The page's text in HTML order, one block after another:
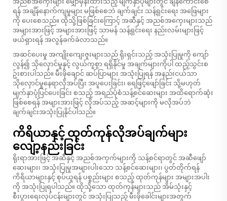
ရန် အချိန်နောက်ကျမှုများ မဖြစ်စေဘဲ ချက်ချင်း သန့်ရှင်းရေး အဖြေများ
ကို ပေးစေသည်။ ထိုသို့ဖြစ်ခြင်းကြောင့် အဆီနှင့် အညစ်အကှေးများသည်
အများအားဖြင့် အများအားဖြင့် သာမန် သန့်ရှင်းရေး နည်းလမ်းများဖြင့်
ဖယ်ရှားရန် အလွန်ခက်ခဲလာသည်။
အဆင်ပေးမှု အကျိုးကျေးဇူးများသည် ရိုးရှင်းသည့် အသုံးပြုမှုကို ကျော်
လွန်၍ သိုလှောင်မှုနှင့် လွယ်ကူစွာ ရရှိနိုင်မှု အချက်များကိုပါ ထည့်သွင်းစ
ဥ်းစားပါသည်။ မီးဖိုချောင် ဆပ်ပြာများ အသုံးပြုရန် အနည်းငယ်သာ
သိုလှောင်မှုနေရာလိုအပ်ပြီး အပူပေးခြင်း၊ ရေဖြင့်ဖျော်ခြင်း သို့မဟုတ်
မျက်နှာပုံပြင်ပေးခြင်း စသည့် အရည်ပုံစံသန့်စင်ဆေးများ အထိရောက်ဆုံး
ဖြစ်စေရန် အများအားဖြင့် လိုအပ်သည့် အဆင့်များကို မလိုအပ်ဘဲ
ချက်ချင်းအသုံးပြုနိုင်ပါသည်။
ကိရိယာနှင့် ထုတ်ကုန်လိုအပ်ချက်များ
လျော့နည်းခြင်း
ရိုးရာအားဖြင့် အဆီနှင့် အညစ်အကှက်များကို သန့်စင်ရာတွင် အဆီဖျော်
ဆေးများ၊ အသုံးပြုမှုအများပါးသော သန့်စင်ဆေးများ၊ ပွတ်တိုက်ရန်
ကိရိယာများနှင့် စုပ်ယူရန် ပစ္စည်းများ စသည့် ထုတ်ကုန်များ အများအပါး
ကို အသုံးပြုရပါသည်။ ထိုသို့သော ထုတ်ကုန်များသည် အိမ်သုံးနှင့်
စီးပွားရေးလုပ်ငန်းများတွင် အသုံးပြုသည့် မီးဖိုခေါင်းများအတွက်